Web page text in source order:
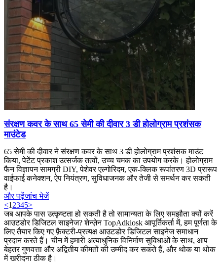
संरक्षण कवर के साथ 65 सेमी की दीवार 3 डी होलोग्राम प्रशंसक
माउंटेड
65 सेमी की दीवार ने संरक्षण कवर के साथ 3 डी होलोग्राम प्रशंसक माउंट
किया, पेटेंट प्रकाश उत्सर्जक तत्वों, उच्च चमक का उपयोग करके। होलोग्राम
फैन विज्ञापन सामग्री DIY, पेशेवर एल्गोरिदम, एक-क्लिक रूपांतरण 3D प्रारूप
वाईफाई कनेक्शन, ऐप नियंत्रण, सुविधाजनक और तेजी से समर्थन कर सकती
है।
और पढ़ेंजांच भेजें
<1 2345>
जब आपके पास उत्कृष्टता हो सकती है तो सामान्यता के लिए समझौता क्यों करें
आउटडोर डिजिटल साइनेज? शेन्ज़ेन TopAdkiosk आपूर्तिकर्ता में, हम पूर्णता के
लिए तैयार किए गए फ़ैक्टरी-प्रत्यक्ष आउटडोर डिजिटल साइनेज समाधान
प्रदान करते हैं। चीन में हमारी अत्याधुनिक विनिर्माण सुविधाओं के साथ, आप
बेहतर गुणवत्ता और अद्वितीय कीमतों की उम्मीद कर सकते हैं, और थोक या थोक
में खरीदना ठीक है।